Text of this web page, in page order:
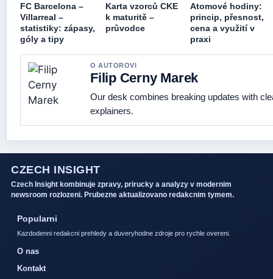
FC Barcelona –
Villarreal –
statistiky: zápasy,
góly a tipy
Karta vzorců CKE
k maturitě –
průvodce
Atomové hodiny:
princip, přesnost,
cena a využití v
praxi
O AUTOROVI
Filip Cerny Marek
Our desk combines breaking updates with
explainers.
CZECH INSIGHT
Czech Insight kombinuje zpravy, prirucky a analyzy v modernim
newsroom rozlozeni. Prubezne aktualizovano redakcnim tymem.
Popularni
Kazdodenni redakcni prehledy a duveryhodne zdroje pro rychle overeni.
O nas
Kontakt